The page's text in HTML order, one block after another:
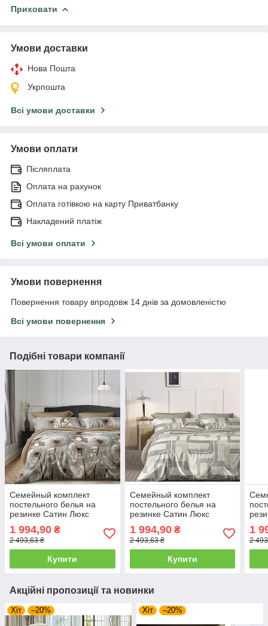
Приховати
Умови доставки
Нова Пошта
Укрпошта
Всі умови доставки
Умови оплати
Післяплата
Оплата на рахунок
Оплата готівкою на карту Приватбанку
Накладений платіж
Всі умови оплати
Умови повернення
Повернення товару впродовж 14 днів за домовленістю
Всі умови повернення
Подібні товари компанії
Семейный комплект
постельного белья на
резинке Сатин Люкс
1 994,90 ₴
2 493,63 ₴
Купити
Семейный комплект
постельного белья на
резинке Сатин Люкс
1 994,90₴
2 493,63 ₴
Купити
1
2
Акційні пропозиції та новинки
Хіт –20% Хіт –20%